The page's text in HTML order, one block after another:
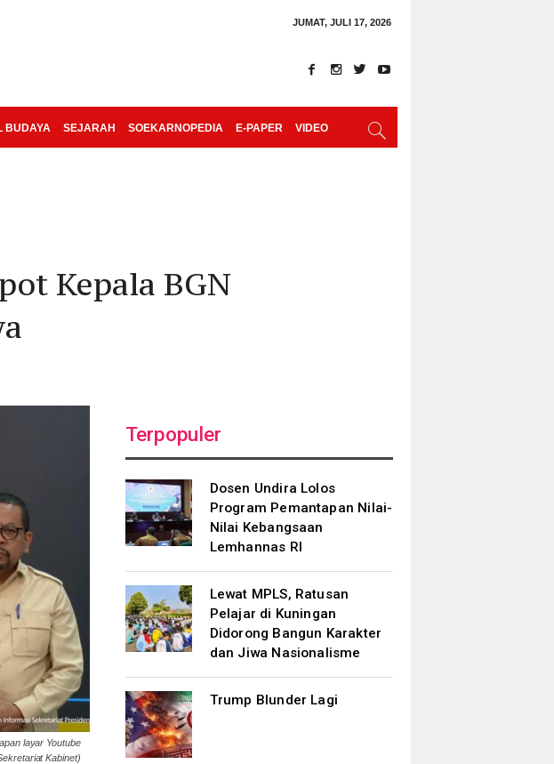
JUMAT, JULI 17, 2026
BUDAYA SEJARAH SOEKARNOPEDIA E-PAPER VIDEO
Kepala BGN
layar Youtube
Kabinet)
Terpopuler
Dosen Undira Lolos
Program Pemantapan Nilai-
Nilai Kebangsaan
Lemhannas RI
Lewat MPLS, Ratusan
Pelajar di Kuningan
Didorong Bangun Karakter
dan Jiwa Nasionalisme
Trump Blunder Lagi